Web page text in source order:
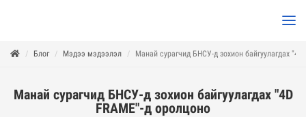
Блог Мэдээ мэдээлэл Манай сурагчид БНСУ-д зохион байгуулагдах "4D
Манай сурагчид БНСУ-д зохион байгуулагдах "4D
FRAME"-д оролцоно